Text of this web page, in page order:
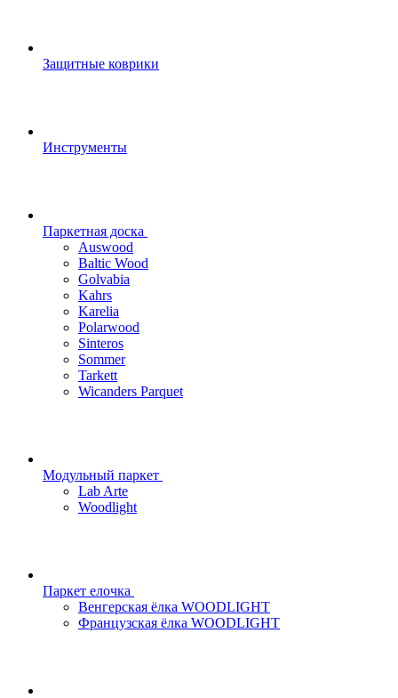
Защитные коврики
Инструменты
Паркетная доска
Auswood
Baltic Wood
Golvabia
Kahrs
Karelia
Polarwood
Sinteros
Sommer
Tarkett
Wicanders Parquet
Модульный паркет
Lab Arte
Woodlight
Паркет елочка
Венгерская ёлка WOODLIGHT
Французская ёлка WOODLIGHT